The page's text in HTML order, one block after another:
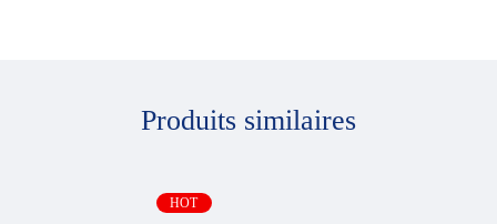
Produits similaires
HOT